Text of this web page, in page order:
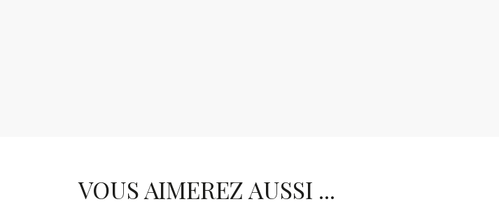
VOUS AIMEREZ AUSSI ...